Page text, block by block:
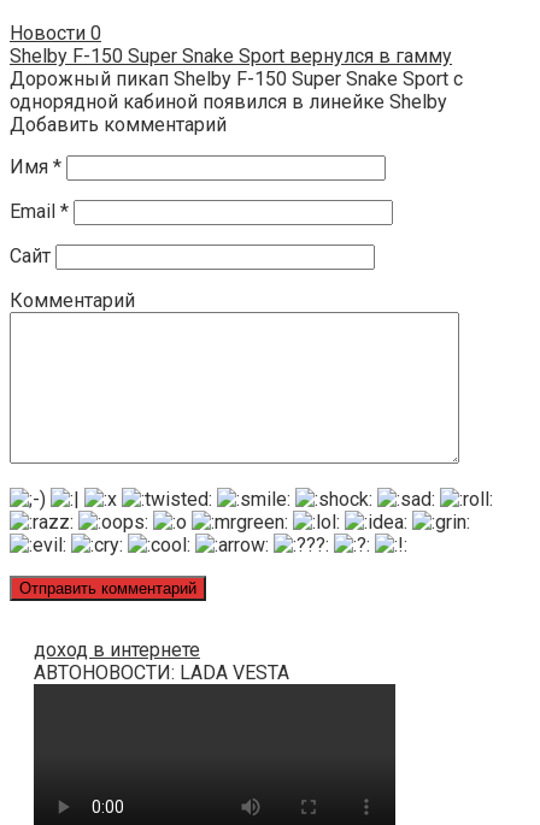
Новости 0
Shelby F-150 Super Snake Sport вернулся в гамму
Дорожный пикап Shelby F-150 Super Snake Sport с
однорядной кабиной появился в линейке Shelby
Добавить комментарий
Имя *
Email *
Сайт
Комментарий
доход в интернете
АВТОНОВОСТИ: LADA VESTA